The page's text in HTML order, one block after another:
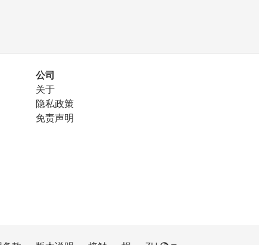
png 到 eps
png 到 ico
公司
关于
隐私政策
免责声明